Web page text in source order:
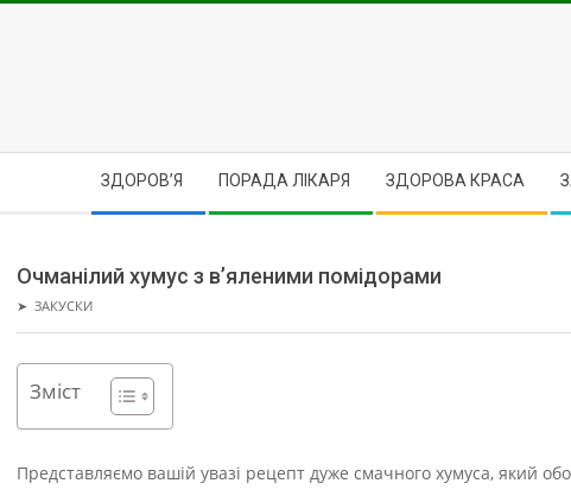
ЗДОРОВ’Я ПОРАДА ЛІКАРЯ ЗДОРОВА КРАСА
Очманілий хумус з в’яленими помідорами
➤ ЗАКУСКИ
Зміст
Представляємо вашій увазі рецепт дуже смачного хумуса, який